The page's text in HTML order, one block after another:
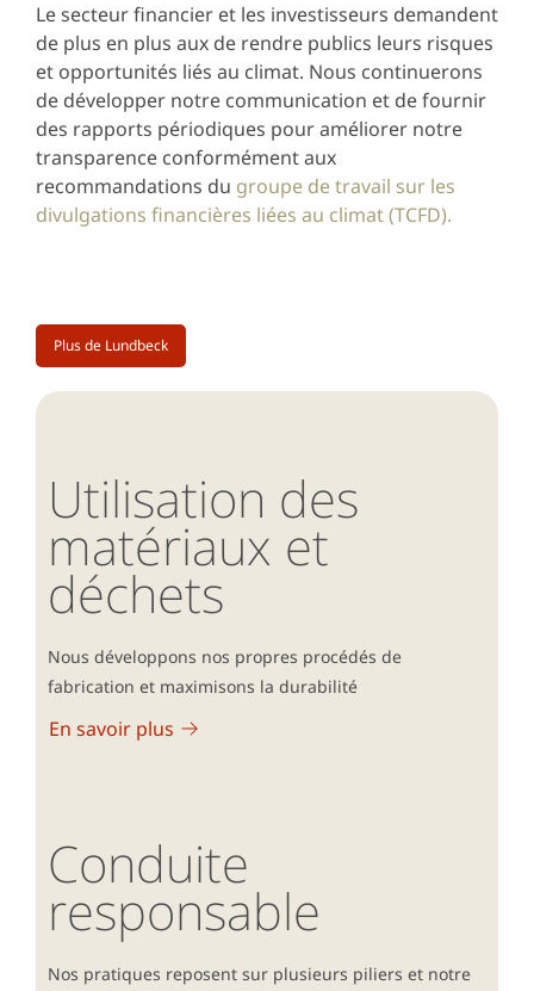
Le secteur financier et les investisseurs demandent
de plus en plus aux de rendre publics leurs risques
et opportunités liés au climat. Nous continuerons
de développer notre communication et de fournir
des rapports périodiques pour améliorer notre
transparence conformément aux
recommandations du groupe de travail sur les
divulgations financières liées au climat (TCFD).
Plus de Lundbeck
Utilisation des
matériaux et
déchets
Nous développons nos propres procédés de
fabrication et maximisons la durabilité
En savoir plus
Conduite
responsable
Nos pratiques reposent sur plusieurs piliers et notre